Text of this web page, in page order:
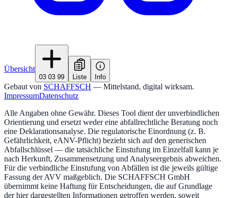
Übersicht
03 03 99 Liste Info
Gebaut von SCHAFFSCH — Mittelstand, digital wirksam.
ImpressumDatenschutz
Alle Angaben ohne Gewähr. Dieses Tool dient der unverbindlichen
Orientierung und ersetzt weder eine abfallrechtliche Beratung noch
eine Deklarationsanalyse. Die regulatorische Einordnung (z. B.
Gefährlichkeit, eANV-Pflicht) bezieht sich auf den generischen
Abfallschlüssel — die tatsächliche Einstufung im Einzelfall kann je
nach Herkunft, Zusammensetzung und Analyseergebnis abweichen.
Für die verbindliche Einstufung von Abfällen ist die jeweils gültige
Fassung der AVV maßgeblich. Die SCHAFFSCH GmbH
übernimmt keine Haftung für Entscheidungen, die auf Grundlage
der hier dargestellten Informationen getroffen werden, soweit